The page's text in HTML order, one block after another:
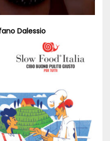
Dalessio